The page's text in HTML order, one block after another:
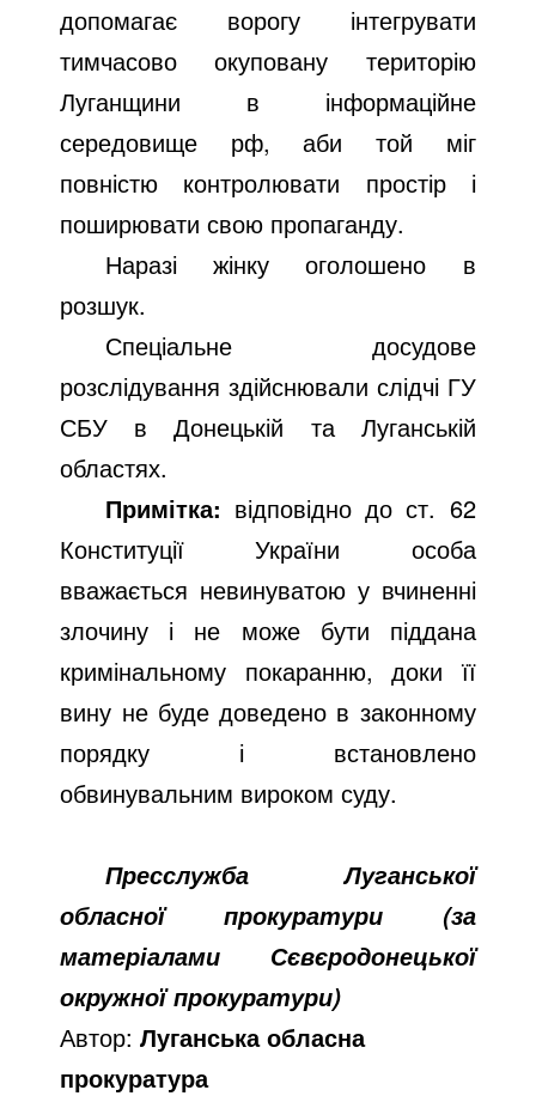
допомагає ворогу інтегрувати
тимчасово окуповану територію
Луганщини в інформаційне
середовище рф, аби той міг
повністю контролювати простір і
поширювати свою пропаганду.
Наразі жінку оголошено в
розшук.
Спеціальне досудове
розслідування здійснювали слідчі ГУ
СБУ в Донецькій та Луганській
областях.
Примітка: відповідно до ст. 62
Конституції України особа
вважається невинуватою у вчиненні
злочину і не може бути піддана
кримінальному покаранню, доки її
вину не буде доведено в законному
порядку і встановлено
обвинувальним вироком суду.
Пресслужба Луганської
обласної прокуратури (за
матеріалами Сєвєродонецької
окружної прокуратури)
Автор:Луганська обласна
прокуратура